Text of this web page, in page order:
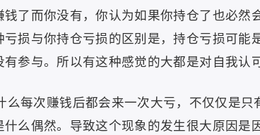
钱了而你没有，你认为如果你持仓了也必然
亏损与你持仓亏损的区别是，持仓亏损可能
有参与。所以有这种感觉的大都是对自我认
么每次赚钱后都会来一次大亏，不仅仅是
什么偶然。导致这个现象的发生很大原因是